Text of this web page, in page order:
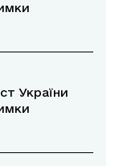
України